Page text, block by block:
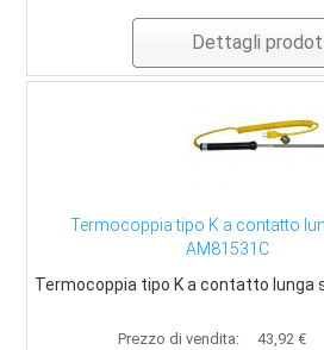
Dettagli
Termocoppia tipo K a contatto
AM81531C
Termocoppia tipo K a contatto lunga
Prezzo di vendita:
43,92 €